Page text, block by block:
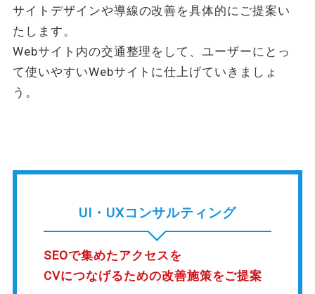
サイトデザインや導線の改善を具体的にご提案い
たします。
Webサイト内の交通整理をして、ユーザーにとっ
て使いやすいWebサイトに仕上げていきましょ
う。
UI・UXコンサルティング
SEOで集めたアクセスを
CVにつなげるための改善施策をご提案